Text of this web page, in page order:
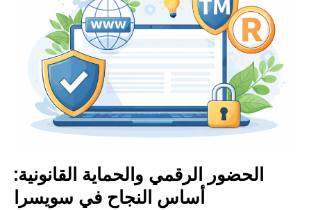
الحضور الرقمي والحماية القانونية:
أساس النجاح في سويسرا